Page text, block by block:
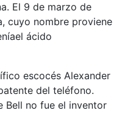
El 9 de marzo de
cuyo nombre proviene
ácido
escocés Alexander
del teléfono.
Bell no fue el inventor